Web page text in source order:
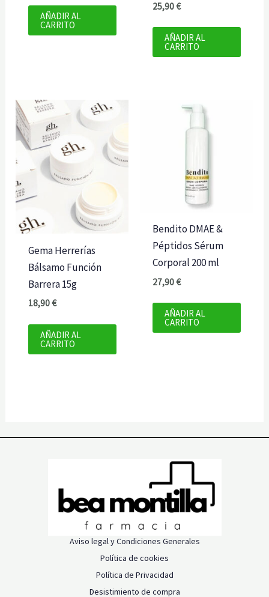
AÑADIR AL
CARRITO
25,90€
AÑADIR AL
CARRITO
Gema Herrerías
Bálsamo Función
Barrera 15g
18,90€
AÑADIR AL
CARRITO
Bendito DMAE &
Péptidos Sérum
Corporal 200 ml
27,90€
AÑADIR AL
CARRITO
Aviso legal y Condiciones Generales
Política de cookies
Política de Privacidad
Desistimiento de compra